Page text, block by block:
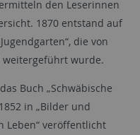
den Leserinnen
1870 entstand auf
die von
weitergeführt wurde.
Buch „Schwäbische
in „Bilder und
Leben“ veröffentlicht